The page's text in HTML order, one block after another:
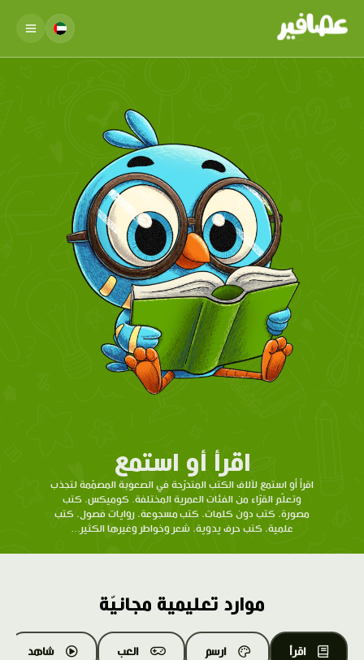
اقرأ أو استمع
اقرأ أو استمع لآلاف الكتب المتدرّحة في الصعوبة المصمّمة لتجذب
وتعلّم القرّاء من الفئات العمرية المختلفة. كوميكس، كتب
مصورة، كتب دون كلمات، كتب مسجوعة، روايات فصول، كتب
علمية، كتب حرف يدوية، شعر وخواطر وغيرها الكثير...
موارد تعليمية مجانيّة
اقرأ ارسم العب شاهد